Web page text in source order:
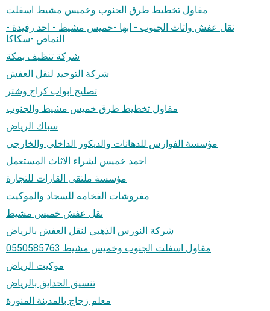
مقاول تخطيط طرق الجنوب وخميس مشيط اسفلت
نقل عفش واثاث الجنوب - ابها -خميس مشيط - احد رفيدة -
النماص -سكاكا
شركة تنظيف بمكة
شركة التوحيد لنقل العفش
تصليح ابواب كراج وشتر
مقاول تخطيط طرق خميس مشيط والجنوب
سباك الرياض
مؤسسة الفوارس للدهانات والديكور الداخلي والخارجي
احمد خميس لشراء الاثاث المستعمل
مؤسسة ملتقى القارات للتجارة
مفروشات الفخامه للسجاد والموكيت
نقل عفش خميس مشيط
شركة النورس الذهبي لنقل العفش بالرياض
مقاول اسفلت الجنوب وخميس مشيط 0550585763
موكيت الرياض
تنسيق الحدايق بالرياض
معلم زجاج بالمدينة المنورة